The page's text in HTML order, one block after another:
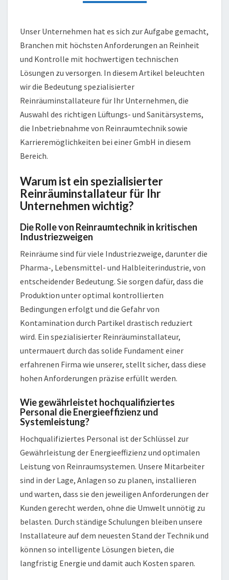
Unser Unternehmen hat es sich zur Aufgabe gemacht,
Branchen mit höchsten Anforderungen an Reinheit
und Kontrolle mit hochwertigen technischen
Lösungen zu versorgen. In diesem Artikel beleuchten
wir die Bedeutung spezialisierter
Reinräuminstallateure für Ihr Unternehmen, die
Auswahl des richtigen Lüftungs- und Sanitärsystems,
die Inbetriebnahme von Reinraumtechnik sowie
Karrieremöglichkeiten bei einer GmbH in diesem
Bereich.
Warum ist ein spezialisierter
Reinräuminstallateur für Ihr
Unternehmen wichtig?
Die Rolle von Reinraumtechnik in kritischen
Industriezweigen
Reinräume sind für viele Industriezweige, darunter die
Pharma-, Lebensmittel- und Halbleiterindustrie, von
entscheidender Bedeutung. Sie sorgen dafür, dass die
Produktion unter optimal kontrollierten
Bedingungen erfolgt und die Gefahr von
Kontamination durch Partikel drastisch reduziert
wird. Ein spezialisierter Reinräuminstallateur,
untermauert durch das solide Fundament einer
erfahrenen Firma wie unserer, stellt sicher, dass diese
hohen Anforderungen präzise erfüllt werden.
Wie gewährleistet hochqualifiziertes
Personal die Energieeffizienz und
Systemleistung?
Hochqualifiziertes Personal ist der Schlüssel zur
Gewährleistung der Energieeffizienz und optimalen
Leistung von Reinraumsystemen. Unsere Mitarbeiter
sind in der Lage, Anlagen so zu planen, installieren
und warten, dass sie den jeweiligen Anforderungen der
Kunden gerecht werden, ohne die Umwelt unnötig zu
belasten. Durch ständige Schulungen bleiben unsere
Installateure auf dem neuesten Stand der Technik und
können so intelligente Lösungen bieten, die
langfristig Energie und damit auch Kosten sparen.